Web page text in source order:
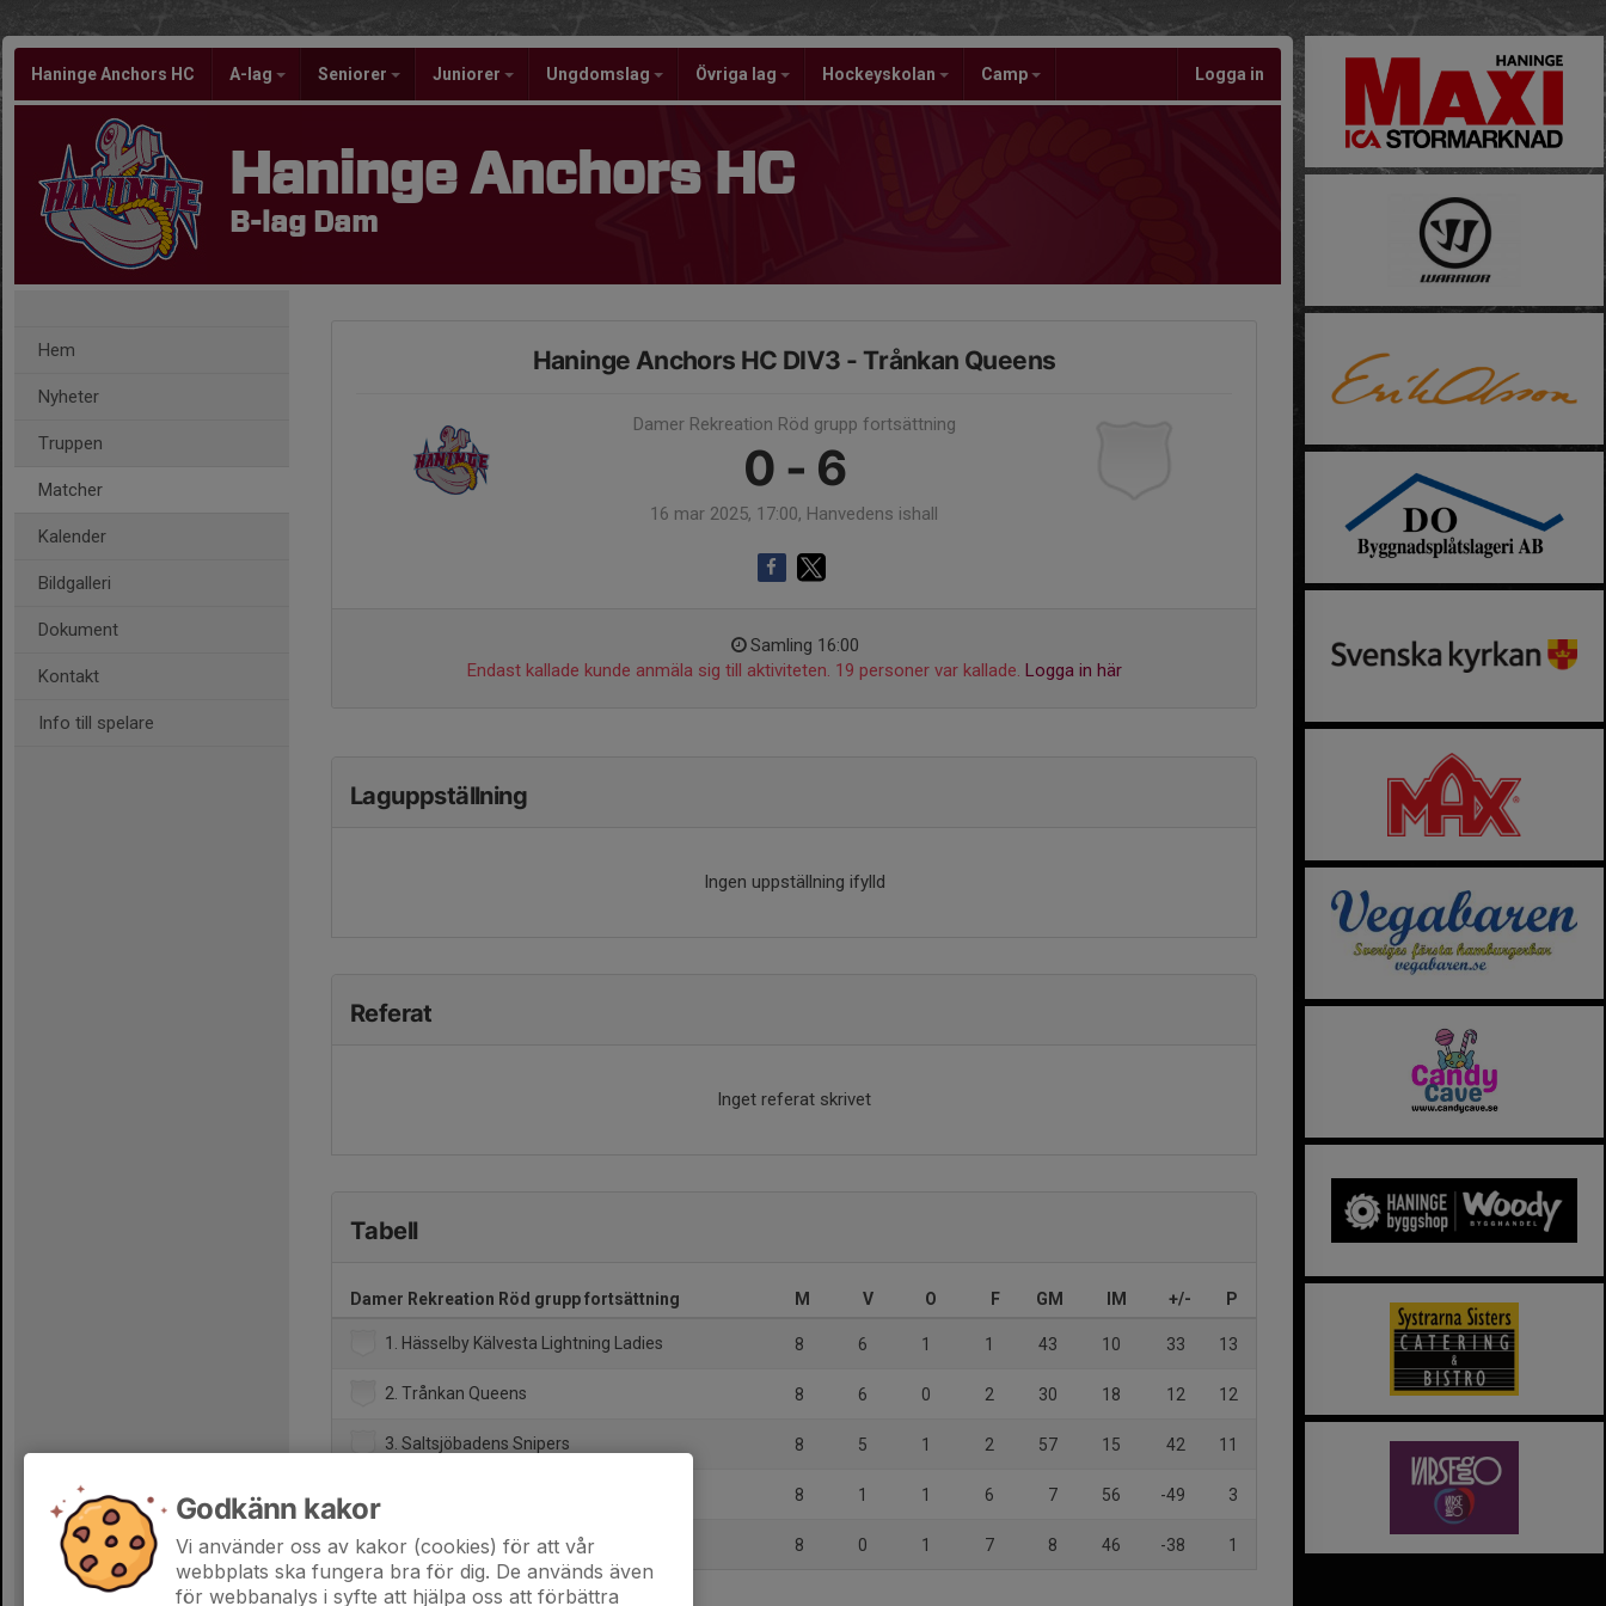
Haninge Anchors HC A-lag Seniorer Juniorer Ungdomslag Övriga lag Hockeyskolan Camp Logga in
Haninge Anchors HC
B-lag Dam
Hem
Nyheter
Truppen
Matcher
Kalender
Bildgalleri
Dokument
Kontakt
Info till spelare
Haninge Anchors HC DIV3 - Trånkan Queens
Damer Rekreation Röd grupp fortsättning
0 - 6
16 mar 2025, 17:00, Hanvedens ishall
Samling 16:00
Endast kallade kunde anmäla sig till aktiviteten. 19 personer var kallade. Logga in här
Laguppställning
Ingen uppställning ifylld
Referat
Inget referat skrivet
Tabell
Damer Rekreation Röd grupp fortsättning M V O F GM IM +/- P
1. Hässelby Kälvesta Lightning Ladies 8 6 1 1 43 10 33 13
2. Trånkan Queens 8 6 0 2 30 18 12 12
3. Saltsjöbadens Snipers 8 5 1 2 57 15 42 11
8 1 1 6 7 56 -49 3
5. Spånga Madres 8 0 1 7 8 46 -38 1
Godkänn kakor
Vi använder oss av kakor (cookies) för att vår
webbplats ska fungera bra för dig. De används även
för webbanalys i syfte att hjälpa oss att förbättra